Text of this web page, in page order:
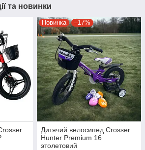
та новинки
Новинка –17%
Дитячий велосипед Crosser
Hunter Premium 16
этолетовий